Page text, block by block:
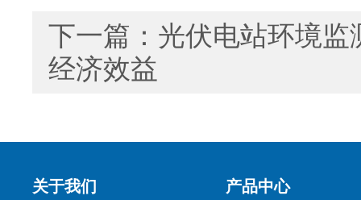
下一篇： 光伏电站环境
经济效益
关于我们 产品中心